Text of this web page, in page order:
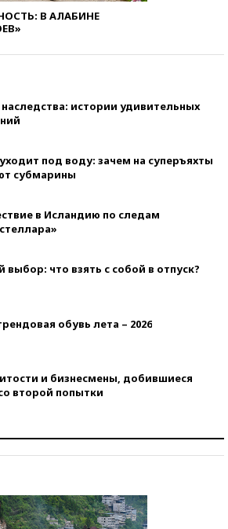
В АЛАБИНЕ
истории удивительных
под воду: зачем на суперъяхты
субмарины
в Исландию по следам
что взять с собой в отпуск?
обувь лета – 2026
и бизнесмены, добившиеся
второй попытки